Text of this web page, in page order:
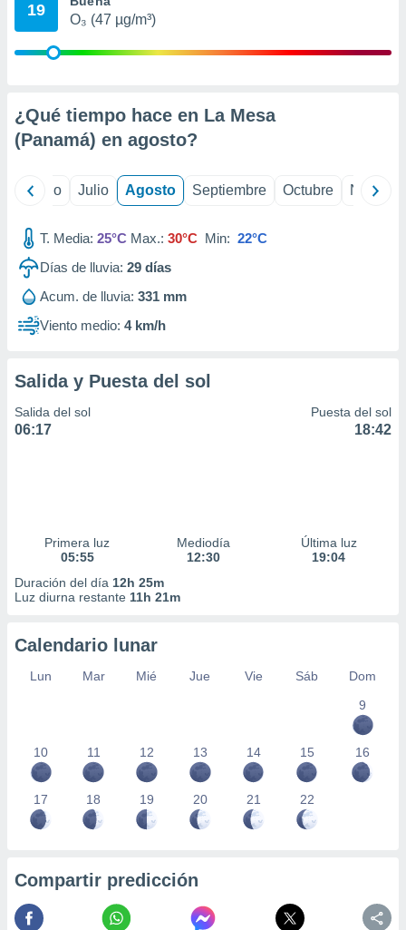
publicidad
publicidad
1199
19
O₃ (47 µg/m³)
¿Qué tiempo hace en La Mesa
(Panamá) en agosto?
Junio Julio Agosto Septiembre Octubre
T. Media: 25°C Max.: 30°C Min: 22°C
Días de lluvia: 29 días
Acum. de lluvia: 331 mm
Viento medio: 4 km/h
Salida y Puesta del sol
Salida del sol
06:17
Puesta del sol
18:42
Primera luz
05:55
Mediodía
12:30
Última luz
19:04
Duración del día 12h 25m
Luz diurna restante 11h 21m
Calendario lunar
Lun Mar Mié Jue Vie Sáb
Dom
9
10 11 12 13 14 15 16
17 18 19 20 21 22
Compartir predicción